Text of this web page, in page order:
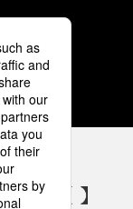
ウント